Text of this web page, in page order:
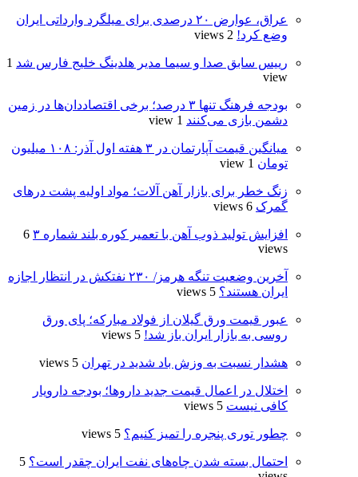
عراق، عوارض ۲۰ درصدی برای میلگرد وارداتی ایران
وضع کرد! 2 views
رییس سابق صدا و سیما مدیر هلدینگ خلیج فارس شد 1
view
بودجه فرهنگ تنها ۳ درصد؛ برخی اقتصاددان‌ها در زمین
دشمن بازی می‌کنند 1 view
میانگین قیمت آپارتمان در ۳ هفته اول آذر: ۱۰۸ میلیون
تومان 1 view
زنگ خطر برای بازار آهن آلات؛ مواد اولیه پشت درهای
گمرک 6 views
افزایش تولید ذوب آهن با تعمیر کوره بلند شماره ۳
6
views
آخرین وضعیت تنگه هرمز/ ۲۳۰ نفتکش در انتظار اجازه
ایران هستند؟ 5 views
عبور قیمت ورق گیلان از فولاد مبارکه؛ پای ورق
روسی به بازار ایران باز شد! 5 views
هشدار نسبت به وزش باد شدید در تهران 5 views
اختلال در اعمال قیمت‌ جدید داروها؛ بودجه دارویار
کافی نیست 5 views
چطور توری پنجره را تمیز کنیم؟ 5 views
احتمال بسته شدن چاه‌های نفت ایران چقدر است؟ 5